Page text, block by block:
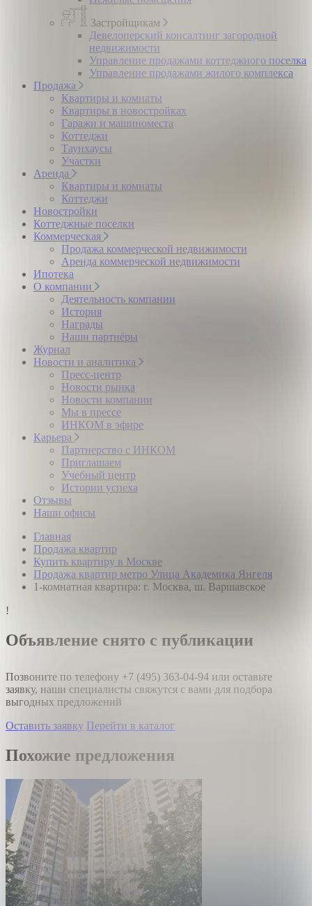
Застройщикам
Девелоперский консалтинг загородной
недвижимости
Управление продажами коттеджного поселка
Управление продажами жилого комплекса
Продажа
Квартиры и комнаты
Квартиры в новостройках
Гаражи и машиноместа
Коттеджи
Таунхаусы
Участки
Аренда
Квартиры и комнаты
Коттеджи
Новостройки
Коттеджные поселки
Коммерческая
Продажа коммерческой недвижимости
Аренда коммерческой недвижимости
Ипотека
О компании
Деятельность компании
История
Награды
Наши партнёры
Журнал
Новости и аналитика
Пресс-центр
Новости рынка
Новости компании
Мы в прессе
ИНКОМ в эфире
Карьера
Партнерство с ИНКОМ
Приглашаем
Учебный центр
Истории успеха
Отзывы
Наши офисы
Главная
Продажа квартир
Купить квартиру в Москве
Продажа квартир метро Улица Академика Янгеля
1-комнатная квартира: г. Москва, ш. Варшавское
!
Объявление снято с публикации
Позвоните по телефону +7 (495) 363-04-94 или оставьте
заявку, наши специалисты свяжутся с вами для подбора
выгодных предложений
Оставить заявку Перейти в каталог
Похожие предложения